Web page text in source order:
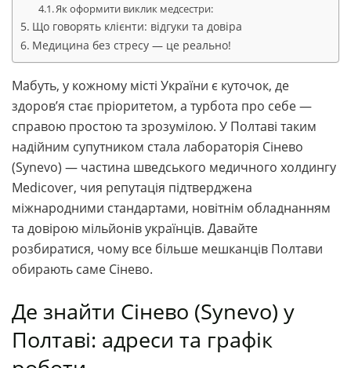
Як оформити виклик медсестри:
Що говорять клієнти: відгуки та довіра
Медицина без стресу — це реально!
Мабуть, у кожному місті України є куточок, де
здоров’я стає пріоритетом, а турбота про себе —
справою простою та зрозумілою. У Полтаві таким
надійним супутником стала лабораторія Сінево
(Synevo) — частина шведського медичного холдингу
Medicover, чия репутація підтверджена
міжнародними стандартами, новітнім обладнанням
та довірою мільйонів українців. Давайте
розбиратися, чому все більше мешканців Полтави
обирають саме Сінево.
Де знайти Сінево (Synevo) у
Полтаві: адреси та графік